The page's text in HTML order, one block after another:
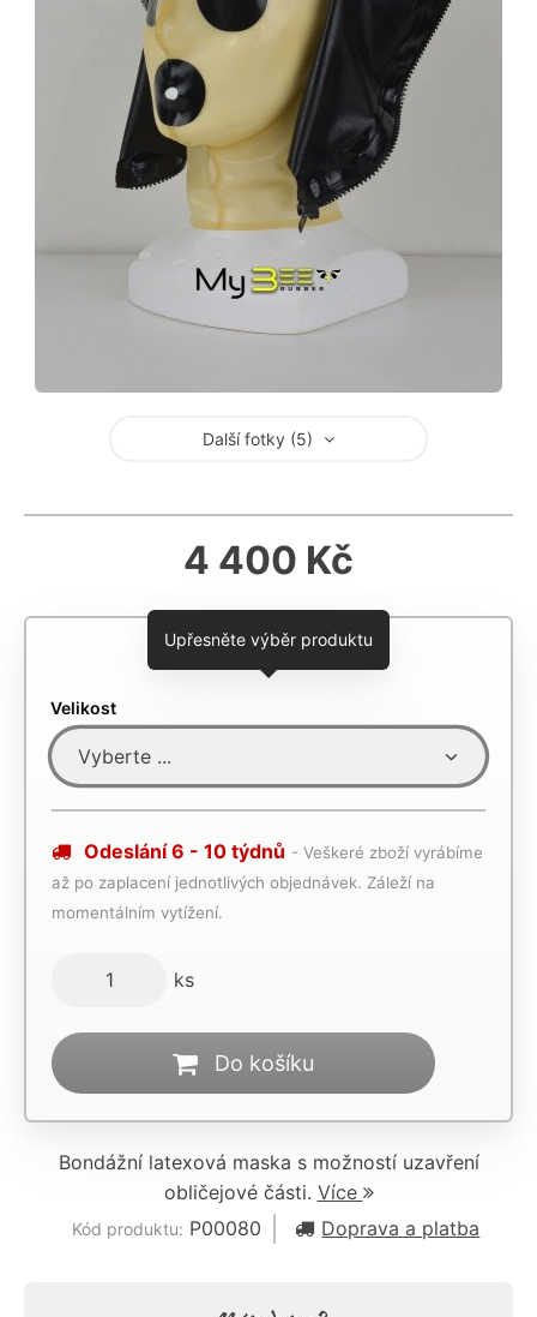
Další fotky (5)
4 400 Kč
Upřesněte výběr produktu
Velikost
Odeslání 6 - 10 týdnů - Veškeré zboží vyrábíme
až po zaplacení jednotlivých objednávek. Záleží na
momentálním vytížení.
ks
Do košíku
Bondážní latexová maska s možností uzavření
obličejové části. Více
Kód produktu: P00080 Doprava a platba